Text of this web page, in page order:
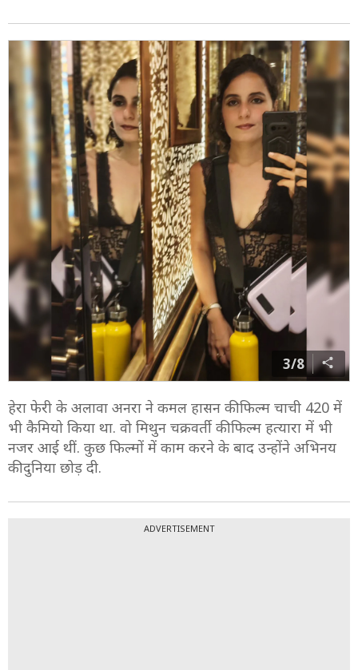
3/8
हेरा फेरी के अलावा अनरा ने कमल हासन की फिल्म चाची 420 में
भी कैमियो किया था. वो मिथुन चक्रवर्ती की फिल्म हत्यारा में भी
नजर आई थीं. कुछ फिल्मों में काम करने के बाद उन्होंने अभिनय
की दुनिया छोड़ दी.
ADVERTISEMENT